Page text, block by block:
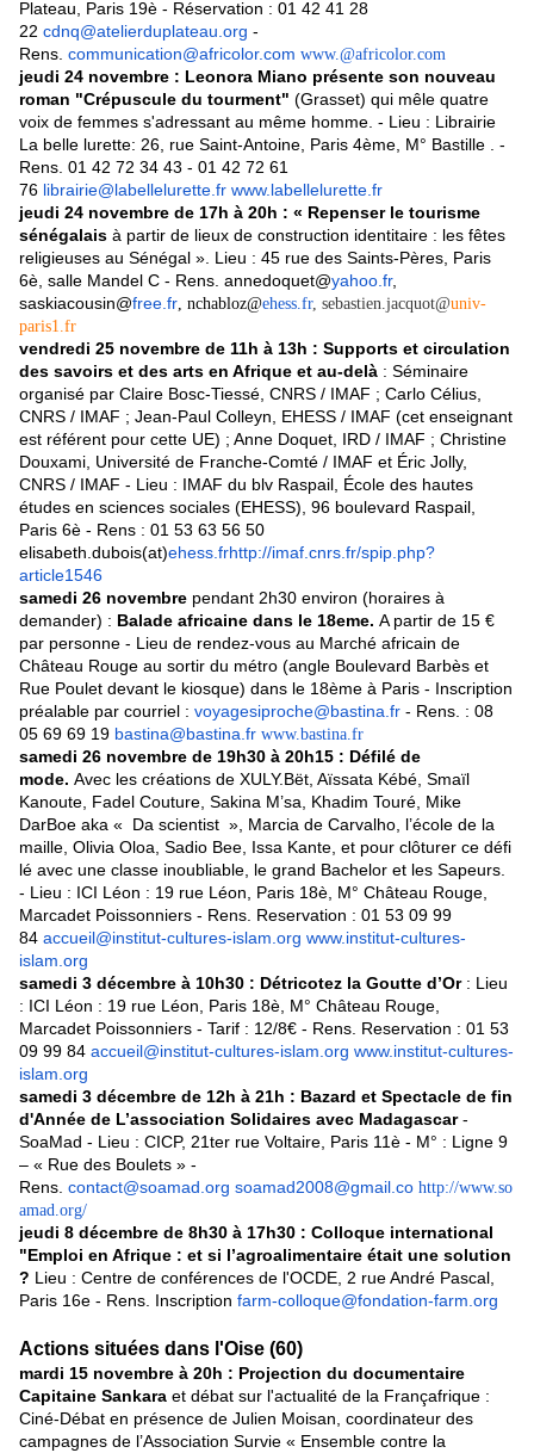
Plateau, Paris 19è - Réservation : 01 42 41 28
22 cdnq@atelierduplateau.org -
Rens. communication@africolor.com www.@africolor.com
jeudi 24 novembre : Leonora Miano présente son nouveau
roman "Crépuscule du tourment" (Grasset) qui mêle quatre
voix de femmes s'adressant au même homme. - Lieu : Librairie
La belle lurette: 26, rue Saint-Antoine, Paris 4ème, M° Bastille . -
Rens. 01 42 72 34 43 - 01 42 72 61
76 librairie@labellelurette.fr www.labellelurette.fr
jeudi 24 novembre de 17h à 20h : « Repenser le tourisme
sénégalais à partir de lieux de construction identitaire : les fêtes
religieuses au Sénégal ». Lieu : 45 rue des Saints-Pères, Paris
6è, salle Mandel C - Rens. annedoquet@yahoo.fr,
saskiacousin@free.fr, nchabloz@ehess.fr, sebastien.jacquot@univ-
paris1.fr
vendredi 25 novembre de 11h à 13h : Supports et circulation
des savoirs et des arts en Afrique et au-delà : Séminaire
organisé par Claire Bosc-Tiessé, CNRS / IMAF ; Carlo Célius,
CNRS / IMAF ; Jean-Paul Colleyn, EHESS / IMAF (cet enseignant
est référent pour cette UE) ; Anne Doquet, IRD / IMAF ; Christine
Douxami, Université de Franche-Comté / IMAF et Éric Jolly,
CNRS / IMAF - Lieu : IMAF du blv Raspail, École des hautes
études en sciences sociales (EHESS), 96 boulevard Raspail,
Paris 6è - Rens : 01 53 63 56 50
elisabeth.dubois(at)ehess.frhttp://imaf.cnrs.fr/spip.php?
article1546
samedi 26 novembre pendant 2h30 environ (horaires à
demander) : Balade africaine dans le 18eme. A partir de 15 €
par personne - Lieu de rendez-vous au Marché africain de
Château Rouge au sortir du métro (angle Boulevard Barbès et
Rue Poulet devant le kiosque) dans le 18ème à Paris - Inscription
préalable par courriel : voyagesiproche@bastina.fr - Rens. : 08
05 69 69 19 bastina@bastina.fr www.bastina.fr
samedi 26 novembre de 19h30 à 20h15 : Défilé de
mode. Avec les créations de XULY.Bët, Aïssata Kébé, Smaïl
Kanoute, Fadel Couture, Sakina M’sa, Khadim Touré, Mike
DarBoe aka « Da scientist », Marcia de Carvalho, l’école de la
maille, Olivia Oloa, Sadio Bee, Issa Kante, et pour clôturer ce défi
lé avec une classe inoubliable, le grand Bachelor et les Sapeurs.
- Lieu : ICI Léon : 19 rue Léon, Paris 18è, M° Château Rouge,
Marcadet Poissonniers - Rens. Reservation : 01 53 09 99
84 accueil@institut-cultures-islam.org www.institut-cultures-
islam.org
samedi 3 décembre à 10h30 : Détricotez la Goutte d’Or: Lieu
: ICI Léon : 19 rue Léon, Paris 18è, M° Château Rouge,
Marcadet Poissonniers - Tarif : 12/8€ - Rens. Reservation : 01 53
09 99 84 accueil@institut-cultures-islam.org www.institut-cultures-
islam.org
samedi 3 décembre de 12h à 21h : Bazard et Spectacle de fin
d'Année de L’association Solidaires avec Madagascar-
SoaMad - Lieu : CICP, 21ter rue Voltaire, Paris 11è - M° : Ligne 9
– « Rue des Boulets » -
Rens. contact@soamad.org soamad2008@gmail.co http://www.so
amad.org/
jeudi 8 décembre de 8h30 à 17h30 : Colloque international
"Emploi en Afrique : et si l’agroalimentaire était une solution
? Lieu : Centre de conférences de l'OCDE, 2 rue André Pascal,
Paris 16e - Rens. Inscription farm-colloque@fondation-farm.org
Actions situées dans l'Oise (60)
mardi 15 novembre à 20h : Projection du documentaire
Capitaine Sankara et débat sur l'actualité de la Françafrique :
Ciné-Débat en présence de Julien Moisan, coordinateur des
campagnes de l’Association Survie « Ensemble contre la